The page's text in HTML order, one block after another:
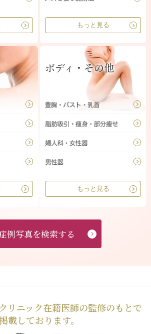
もっと見る
ボディ・その他
もっと見る
例写真を検索する
リニック在籍医師の監修のもとで
載しております。